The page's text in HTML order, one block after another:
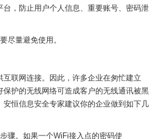
，防止用户个人信息、重要账号、密码泄
尽量避免使用。
联网连接。因此，许多企业在匆忙建立
护的无线网络可造成客户的无线通讯被黑
恒信息安全专家建议你的企业做到如下几
骤。如果一个WiFi接入点的密码使